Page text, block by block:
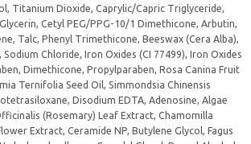
Titanium Dioxide, Caprylic/Capric Triglyceride,
Cetyl PEG/PPG-10/1 Dimethicone, Arbutin,
Talc, Phenyl Trimethicone, Beeswax (Cera Alba),
Sodium Chloride, Iron Oxides (CI 77499), Iron Oxides
Dimethicone, Propylparaben, Rosa Canina Fruit
Ternifolia Seed Oil, Simmondsia Chinensis
Disodium EDTA, Adenosine, Algae
(Rosemary) Leaf Extract, Chamomilla
Extract, Ceramide NP, Butylene Glycol, Fagus